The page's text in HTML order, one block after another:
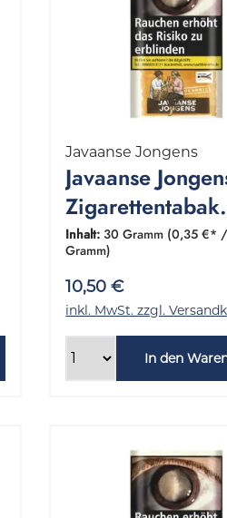
Javaanse Jongens
Javaanse
Zigarettentabak
Classic 1 Pouch
Gramm
Inhalt: 30 Gramm (0,35 €*
Gramm)
10,50 €
inkl. MwSt. zzgl.
In den